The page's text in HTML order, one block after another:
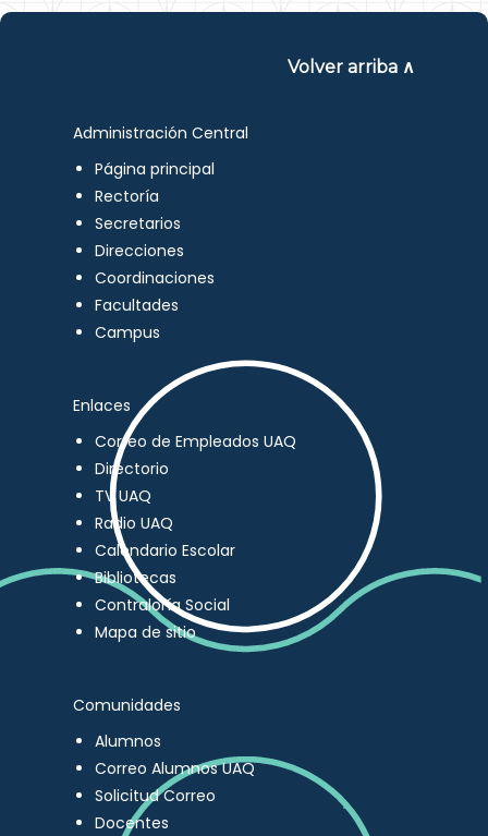
Volver arriba ∧
Administración Central
Página principal
Rectoría
Secretarios
Direcciones
Coordinaciones
Facultades
Campus
Enlaces
Correo de Empleados UAQ
Directorio
TV UAQ
Radio UAQ
Calendario Escolar
Bibliotecas
Contraloría Social
Mapa de sitio
Comunidades
Alumnos
Correo Alumnos UAQ
Solicitud Correo
Docentes